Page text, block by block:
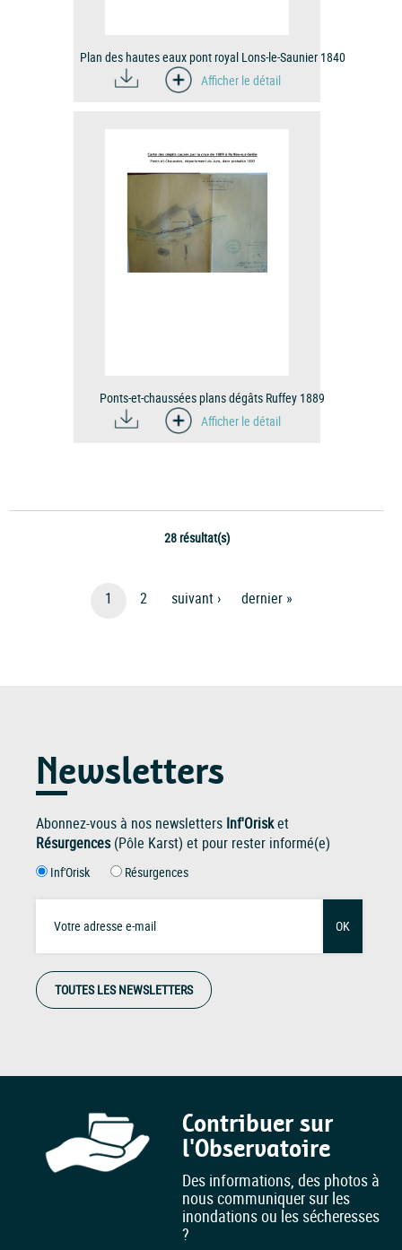
Plan des hautes eaux pont royal Lons-le-Saunier 1840
Afficher le détail
Ponts-et-chaussées plans dégâts Ruffey 1889
Afficher le détail
28 résultat(s)
Page
1 Page
2
Page
Suivant ›
Dernière
Dernier »
Newsletters
Abonnez-vous à nos newsletters Inf'Orisket
Résurgences(Pôle Karst) et pour rester informé(e)
Inf'Orisk Résurgences
OK
TOUTES LES NEWSLETTERS
Contribuer sur
l'Observatoire
Des informations, des photos à
nous communiquer sur les
inondations ou les sécheresses
?